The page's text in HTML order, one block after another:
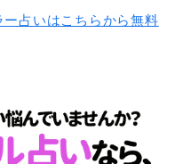
ー占いはこちらから無料